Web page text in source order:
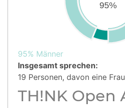
95%
95% Männer
Insgesamt sprechen:
19 Personen, davon eine Frau
TH!NK Open